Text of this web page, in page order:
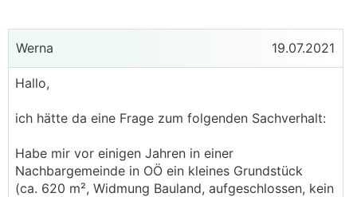
Werna 19.07.2021
Hallo,
ich hätte da eine Frage zum folgenden Sachverhalt:
Habe mir vor einigen Jahren in einer
Nachbargemeinde in OÖ ein kleines Grundstück
(ca. 620 m², Widmung Bauland, aufgeschlossen, kein